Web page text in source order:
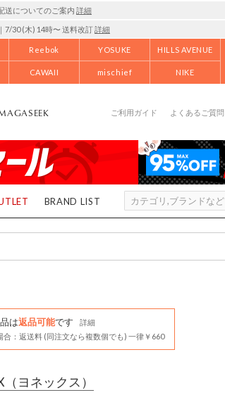
送についてのご案内 詳細
｜7/30 (木) 14時〜 送料改訂詳細
Reebok YOSUKE HILLS AVENUE
CAWAII mischief NIKE
ご利用ガイド よくあるご質問
BRAND LIST
は返品可能です
詳細
合：返送料 (同注文なら複数個でも) 一律￥660
（ヨネックス）